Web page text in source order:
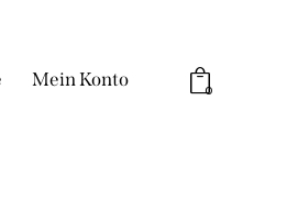
Mein Konto 0